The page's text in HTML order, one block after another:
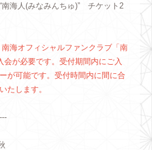
南海人(みなみんちゅ)” チケット2
海オフィシャルファンクラブ「南
会が必要です。受付期間内にご入
が可能です。受付時間内に間に合
たします。